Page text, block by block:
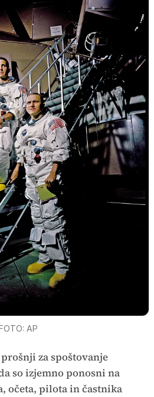
AP
za spoštovanje
so izjemno ponosni na
očeta, pilota in častnika